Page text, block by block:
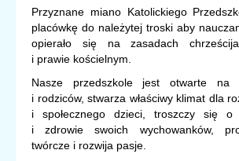
Przyznane miano Katolickiego
placówkę do należytej troski aby
opierało się na zasadach
i prawie kościelnym.
Nasze przedszkole jest otwarte na
i rodziców, stwarza właściwy klimat dla
i społecznego dzieci, troszczy się o
i zdrowie swoich wychowanków,
twórcze i rozwija pasje.